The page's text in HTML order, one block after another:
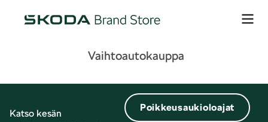
Vaihtoautokauppa
Katso kesän
Poikkeusaukioloajat